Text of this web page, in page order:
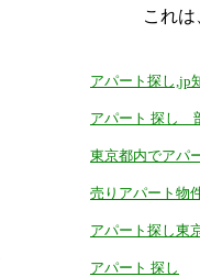
これ
アパート探し,jp
アパート 探し
東京都内でアパ
売りアパート物
アパート探し東
アパート 探し